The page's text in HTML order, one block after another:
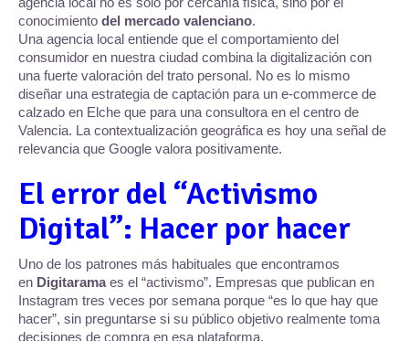
conocimiento del mercado valenciano.
Una agencia local entiende que el comportamiento del
consumidor en nuestra ciudad combina la digitalización con
una fuerte valoración del trato personal. No es lo mismo
diseñar una estrategia de captación para un e-commerce de
calzado en Elche que para una consultora en el centro de
Valencia. La contextualización geográfica es hoy una señal de
relevancia que Google valora positivamente.
El error del “Activismo
Digital”: Hacer por hacer
Uno de los patrones más habituales que encontramos
en Digitaramaes el “activismo”. Empresas que publican en
Instagram tres veces por semana porque “es lo que hay que
hacer”, sin preguntarse si su público objetivo realmente toma
decisiones de compra en esa plataforma.